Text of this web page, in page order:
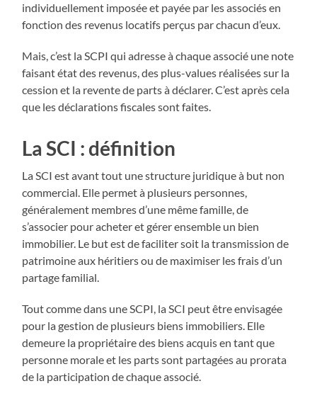
individuellement imposée et payée par les associés en
fonction des revenus locatifs perçus par chacun d’eux.
Mais, c’est la SCPI qui adresse à chaque associé une note
faisant état des revenus, des plus-values réalisées sur la
cession et la revente de parts à déclarer. C’est après cela
que les déclarations fiscales sont faites.
La SCI : définition
La SCI est avant tout une structure juridique à but non
commercial. Elle permet à plusieurs personnes,
généralement membres d’une même famille, de
s’associer pour acheter et gérer ensemble un bien
immobilier. Le but est de faciliter soit la transmission de
patrimoine aux héritiers ou de maximiser les frais d’un
partage familial.
Tout comme dans une SCPI, la SCI peut être envisagée
pour la gestion de plusieurs biens immobiliers. Elle
demeure la propriétaire des biens acquis en tant que
personne morale et les parts sont partagées au prorata
de la participation de chaque associé.